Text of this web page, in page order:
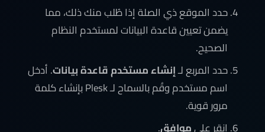
حدد الموقع ذي الصلة إذا طُلب منك ذلك، مما
يضمن تعيين قاعدة البيانات لمستخدم النظام
الصحيح.
حدد المربع لـإنشاء مستخدم قاعدة بيانات. أدخل
اسم مستخدم وقُم بالسماح لـ Plesk بإنشاء كلمة
مرور قوية.
انقر علىموافق.